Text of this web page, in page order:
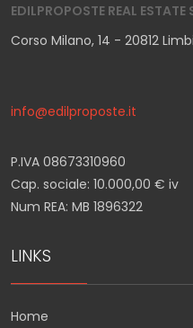
EDILPROPOSTE REAL ESTATE
Corso Milano, 14 - 20812
info@edilproposte.it
P.IVA 08673310960
Cap. sociale: 10.000,00 € iv
Num REA: MB 1896322
LINKS
Home